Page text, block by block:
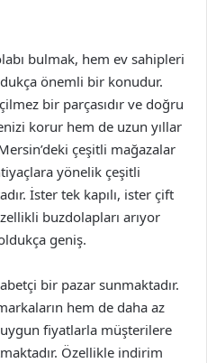
bulmak, hem ev sahipleri
önemli bir konudur.
bir parçasıdır ve doğru
korur hem de uzun yıllar
çeşitli mağazalar
yönelik çeşitli
İster tek kapılı, ister çift
buzdolapları arıyor
geniş.
bir pazar sunmaktadır.
hem de daha az
fiyatlarla müşterilere
Özellikle indirim